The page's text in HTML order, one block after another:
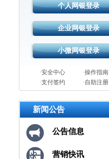
·安全中心
·操作指南
·支付签约
·自助注册
新闻公告
公告信息
营销快讯